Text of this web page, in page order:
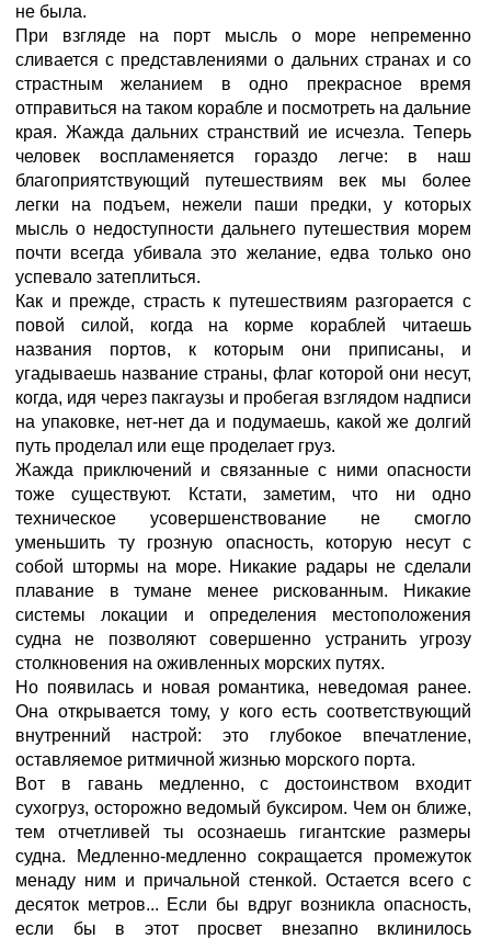
не была.
При взгляде на порт мысль о море непременно
сливается с представлениями о дальних странах и со
страстным желанием в одно прекрасное время
отправиться на таком корабле и посмотреть на дальние
края. Жажда дальних странствий ие исчезла. Теперь
человек воспламеняется гораздо легче: в наш
благоприятствующий путешествиям век мы более
легки на подъем, нежели паши предки, у которых
мысль о недоступности дальнего путешествия морем
почти всегда убивала это желание, едва только оно
успевало затеплиться.
Как и прежде, страсть к путешествиям разгорается с
повой силой, когда на корме кораблей читаешь
названия портов, к которым они приписаны, и
угадываешь название страны, флаг которой они несут,
когда, идя через пакгаузы и пробегая взглядом надписи
на упаковке, нет-нет да и подумаешь, какой же долгий
путь проделал или еще проделает груз.
Жажда приключений и связанные с ними опасности
тоже существуют. Кстати, заметим, что ни одно
техническое усовершенствование не смогло
уменьшить ту грозную опасность, которую несут с
собой штормы на море. Никакие радары не сделали
плавание в тумане менее рискованным. Никакие
системы локации и определения местоположения
судна не позволяют совершенно устранить угрозу
столкновения на оживленных морских путях.
Но появилась и новая романтика, неведомая ранее.
Она открывается тому, у кого есть соответствующий
внутренний настрой: это глубокое впечатление,
оставляемое ритмичной жизнью морского порта.
Вот в гавань медленно, с достоинством входит
сухогруз, осторожно ведомый буксиром. Чем он ближе,
тем отчетливей ты осознаешь гигантские размеры
судна. Медленно-медленно сокращается промежуток
менаду ним и причальной стенкой. Остается всего с
десяток метров... Если бы вдруг возникла опасность,
если бы в этот просвет внезапно вклинилось